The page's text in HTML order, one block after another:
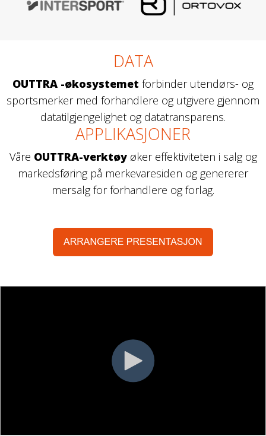
DATA
OUTTRA -økosystemet forbinder utendørs- og
sportsmerker med forhandlere og utgivere gjennom
datatilgjengelighet og datatransparens.
APPLIKASJONER
Våre OUTTRA-verktøyøker effektiviteten i salg og
markedsføring på merkevaresiden og genererer
mersalg for forhandlere og forlag.